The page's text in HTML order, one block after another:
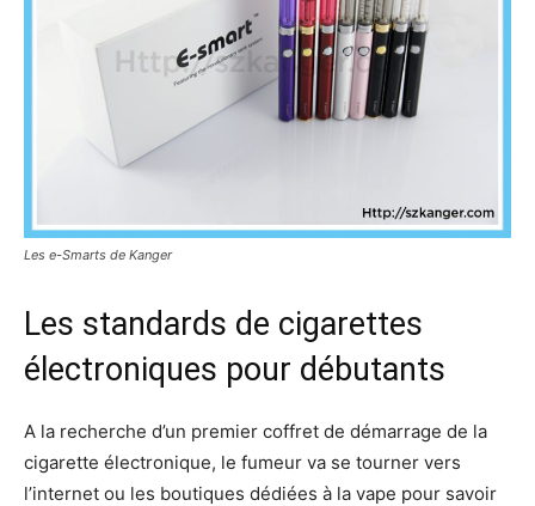
Les e-Smarts de Kanger
Les standards de cigarettes
électroniques pour débutants
A la recherche d’un premier coffret de démarrage de la
cigarette électronique, le fumeur va se tourner vers
l’internet ou les boutiques dédiées à la vape pour savoir